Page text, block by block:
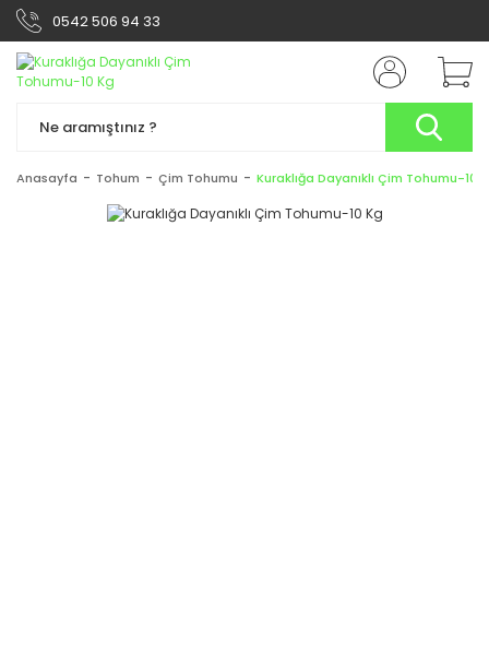
0542 506 94 33
Anasayfa Tohum Çim Tohumu Kuraklığa Dayanıklı Çim Tohumu-10